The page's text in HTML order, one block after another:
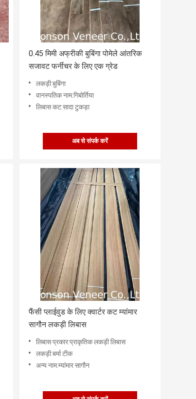
0.45 मिमी अफ्रीकी बुबिंगा पोमेले आंतरिक
सजावट फर्नीचर के लिए एक ग्रेड
लकड़ी:बुबिंगा
वानस्पतिक नाम:गिबोर्तिया
लिबास कट:सादा टुकड़ा
अब से संपर्क करें
फैंसी प्लाईवुड के लिए क्वार्टर कट म्यांमार
सागौन लकड़ी लिबास
लिबास प्रकार:प्राकृतिक लकड़ी लिबास
लकड़ी:बर्मा टीक
अन्य नाम:म्यांमार सागौन